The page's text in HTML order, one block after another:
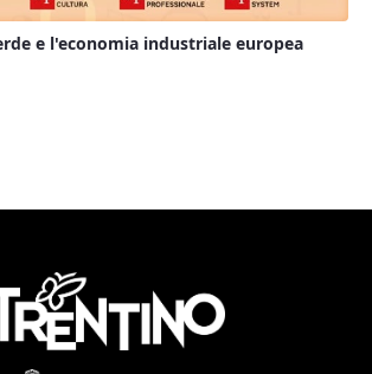
e l'economia industriale europea